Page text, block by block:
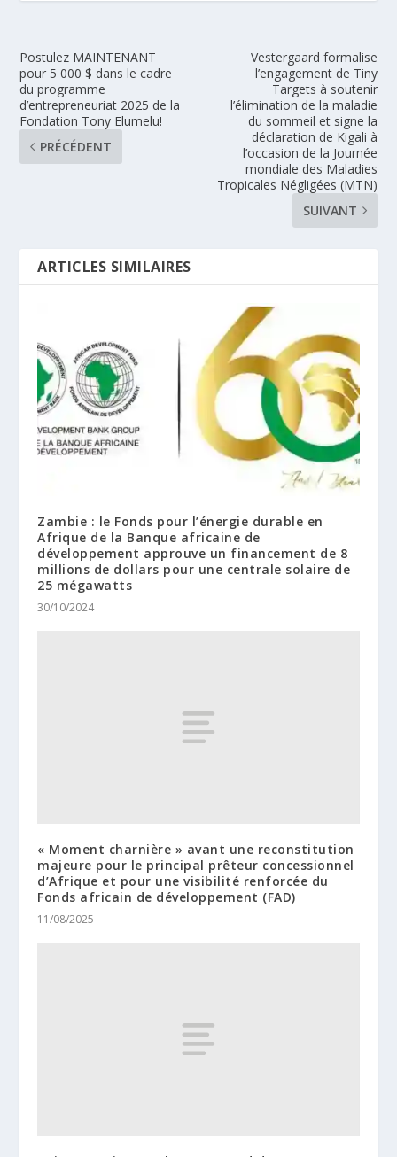
Postulez MAINTENANT
pour 5 000 $ dans le cadre
du programme
d’entrepreneuriat 2025 de la
Fondation Tony Elumelu!
PRÉCÉDENT
Vestergaard formalise
l’engagement de Tiny
Targets à soutenir
l’élimination de la maladie
du sommeil et signe la
déclaration de Kigali à
l’occasion de la Journée
mondiale des Maladies
Tropicales Négligées (MTN)
SUIVANT
ARTICLES SIMILAIRES
Zambie : le Fonds pour l’énergie durable en
Afrique de la Banque africaine de
développement approuve un financement de 8
millions de dollars pour une centrale solaire de
25 mégawatts
30/10/2024
« Moment charnière » avant une reconstitution
majeure pour le principal prêteur concessionnel
d’Afrique et pour une visibilité renforcée du
Fonds africain de développement (FAD)
11/08/2025